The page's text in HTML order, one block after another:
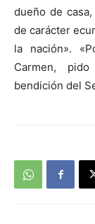
dueño de
de carácter
la nación».
Carmen,
bendición del